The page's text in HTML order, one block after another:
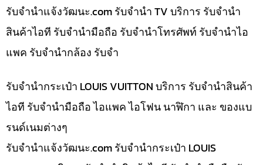
รับจํานําแจ้งวัฒนะ.com รับจำนำ TV บริการ รับจำนำ
สินค้าไอที รับจำนำมือถือ รับจำนำโทรศัพท์ รับจำนำไอ
แพค รับจำนำกล้อง รับจำ
รับจำนำกระเป๋า LOUIS VUITTON บริการ รับจำนำสินค้า
ไอที รับจำนำมือถือ ไอแพค ไอโฟน นาฬิกา และ ของแบ
รนด์เนมต่างๆ
รับจํานําแจ้งวัฒนะ.com รับจำนำกระเป๋า LOUIS